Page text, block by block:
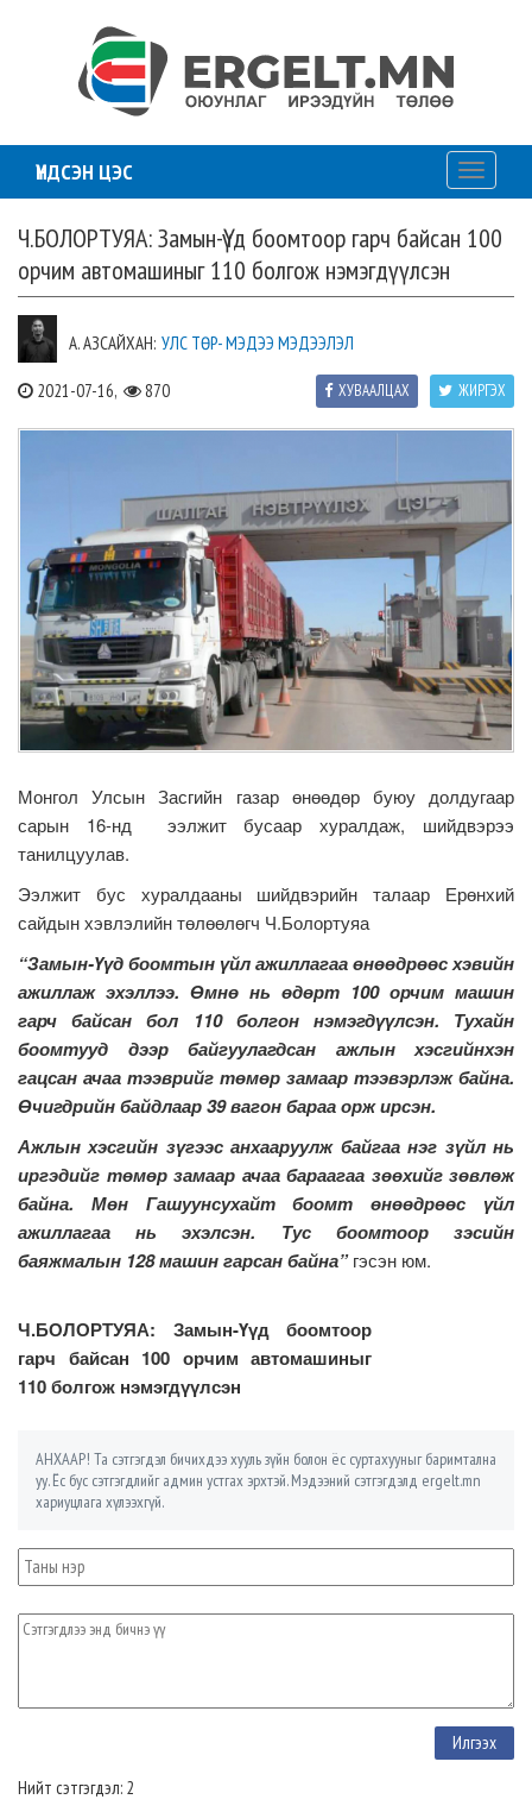
ҮНДСЭН ЦЭС
Toggle
Ч.БОЛОРТУЯА: Замын-Үүд боомтоор гарч байсан 100
орчим автомашиныг 110 болгож нэмэгдүүлсэн
А. АЗСАЙХАН: УЛС ТӨР- МЭДЭЭ МЭДЭЭЛЭЛ
2021-07-16, 870 ЖИРГЭХ
ХУВААЛЦАХ
Монгол Улсын Засгийн газар өнөөдөр буюу долдугаар
сарын 16-нд ээлжит бусаар хуралдаж, шийдвэрээ
танилцуулав.
Ээлжит бус хуралдааны шийдвэрийн талаар Ерөнхий
сайдын хэвлэлийн төлөөлөгч Ч.Болортуяа
“Замын-Үүд боомтын үйл ажиллагаа өнөөдрөөс хэвийн
ажиллаж эхэллээ. Өмнө нь өдөрт 100 орчим машин
гарч байсан бол 110 болгон нэмэгдүүлсэн. Тухайн
боомтууд дээр байгуулагдсан ажлын хэсгийнхэн
гацсан ачаа тээврийг төмөр замаар тээвэрлэж байна.
Өчигдрийн байдлаар 39 вагон бараа орж ирсэн.
Ажлын хэсгийн зүгээс анхааруулж байгаа нэг зүйл нь
иргэдийг төмөр замаар ачаа бараагаа зөөхийг зөвлөж
байна. Мөн Гашуунсухайт боомт өнөөдрөөс үйл
ажиллагаа нь эхэлсэн. Тус боомтоор зэсийн
баяжмалын 128 машин гарсан байна”гэсэн юм.
Ч.БОЛОРТУЯА: Замын-Үүд боомтоор
гарч байсан 100 орчим автомашиныг
110 болгож нэмэгдүүлсэн
АНХААР! Та сэтгэгдэл бичихдээ хууль зүйн болон ёс суртахууныг баримтална
уу. Ёс бус сэтгэгдлийг админ устгах эрхтэй. Мэдээний сэтгэгдэлд ergelt.mn
хариуцлага хүлээхгүй.
Нийт сэтгэгдэл: 2